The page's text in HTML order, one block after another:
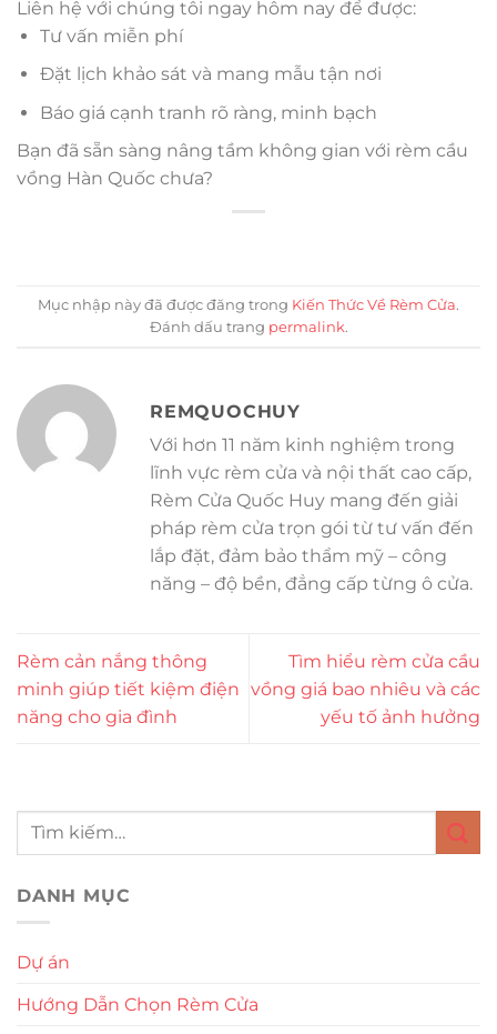
Liên hệ với chúng tôi ngay hôm nay để được:
Tư vấn miễn phí
Đặt lịch khảo sát và mang mẫu tận nơi
Báo giá cạnh tranh rõ ràng, minh bạch
Bạn đã sẵn sàng nâng tầm không gian với rèm cầu
vồng Hàn Quốc chưa?
Mục nhập này đã được đăng trong Kiến Thức Về Rèm Cửa.
Đánh dấu trang permalink.
REMQUOCHUY
Với hơn 11 năm kinh nghiệm trong
lĩnh vực rèm cửa và nội thất cao cấp,
Rèm Cửa Quốc Huy mang đến giải
pháp rèm cửa trọn gói từ tư vấn đến
lắp đặt, đảm bảo thẩm mỹ – công
năng – độ bền, đẳng cấp từng ô cửa.
Rèm cản nắng thông
minh giúp tiết kiệm điện
năng cho gia đình
Tìm hiểu rèm cửa cầu
vồng giá bao nhiêu và các
yếu tố ảnh hưởng
DANH MỤC
Dự án
Hướng Dẫn Chọn Rèm Cửa